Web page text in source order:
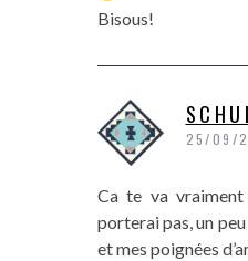
Bisous!
25/09/
Ca te va
porterai pas, un
et mes poignées